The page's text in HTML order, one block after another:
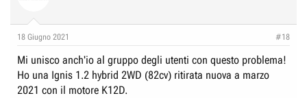
s
18 Giugno 2021 #18
Mi unisco anch'io al gruppo degli utenti con questo problema!
Ho una Ignis 1.2 hybrid 2WD (82cv) ritirata nuova a marzo
2021 con il motore K12D.